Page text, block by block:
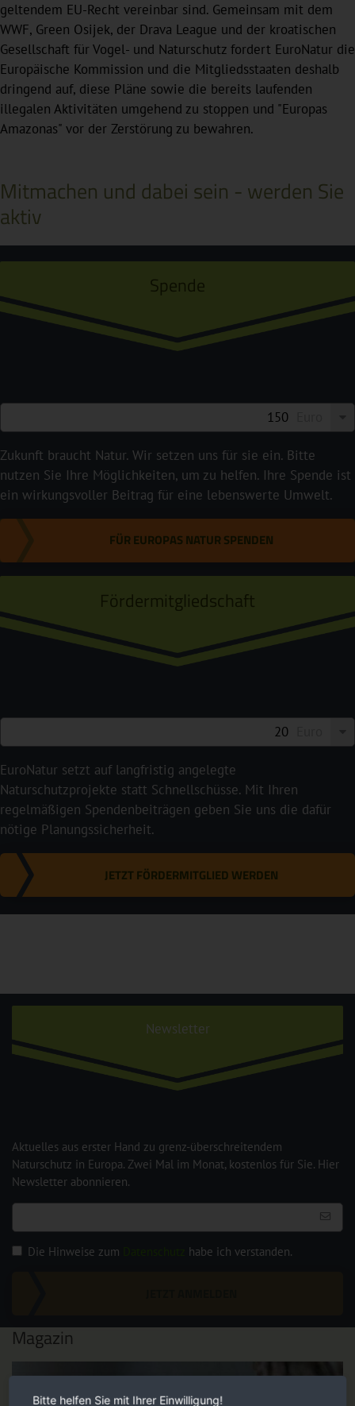
geltendem EU-Recht vereinbar sind. Gemeinsam mit dem
WWF, Green Osijek, der Drava League und der kroatischen
Gesellschaft für Vogel- und Naturschutz fordert EuroNatur die
Europäische Kommission und die Mitgliedsstaaten deshalb
dringend auf, diese Pläne sowie die bereits laufenden
illegalen Aktivitäten umgehend zu stoppen und "Europas
Amazonas" vor der Zerstörung zu bewahren.
Mitmachen und dabei sein - werden Sie
aktiv
Spende
Zukunft braucht Natur. Wir setzen uns für sie ein. Bitte
nutzen Sie Ihre Möglichkeiten, um zu helfen. Ihre Spende ist
ein wirkungsvoller Beitrag für eine lebenswerte Umwelt.
FÜR EUROPAS NATUR SPENDEN
Fördermitgliedschaft
EuroNatur setzt auf langfristig angelegte
Naturschutzprojekte statt Schnellschüsse. Mit Ihren
regelmäßigen Spendenbeiträgen geben Sie uns die dafür
nötige Planungssicherheit.
JETZT FÖRDERMITGLIED WERDEN
Newsletter
Aktuelles aus erster Hand zu grenz-überschreitendem
Naturschutz in Europa. Zwei Mal im Monat, kostenlos für Sie. Hier
Newsletter abonnieren.
Die Hinweise zum habe ich verstanden.
Magazin
Bitte helfen Sie mit Ihrer Einwilligung!